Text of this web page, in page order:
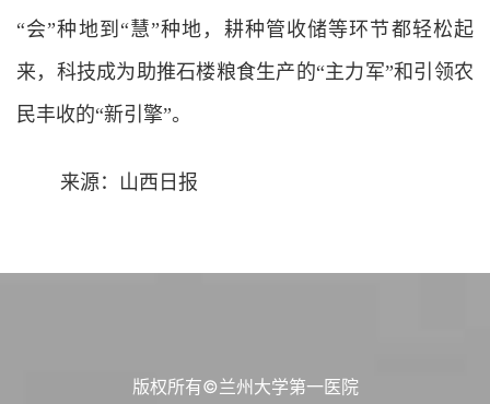
“会”种地到“慧”种地，耕种管收储等环节都轻松起
来，科技成为助推石楼粮食生产的“主力军”和引领农
民丰收的“新引擎”。
来源：山西日报
版权所有©兰州大学第一医院